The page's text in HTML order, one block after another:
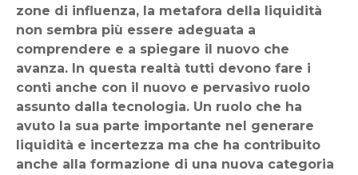
zone di influenza, la metafora della liquidità
non sembra più essere adeguata a
comprendere e a spiegare il nuovo che
avanza. In questa realtà tutti devono fare i
conti anche con il nuovo e pervasivo ruolo
assunto dalla tecnologia. Un ruolo che ha
avuto la sua parte importante nel generare
liquidità e incertezza ma che ha contribuito
anche alla formazione di una nuova categoria